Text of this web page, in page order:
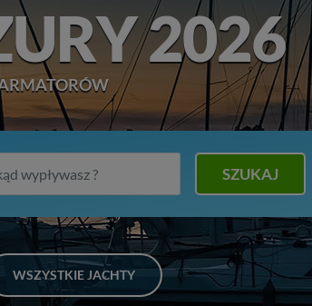
2026
SZUKAJ
WSZYSTKIE JACHTY